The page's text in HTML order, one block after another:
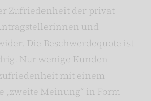
Zufriedenheit der privat
und
Die Beschwerdequote ist
Nur wenige Kunden
mit einem
„zweite Meinung“ in Form